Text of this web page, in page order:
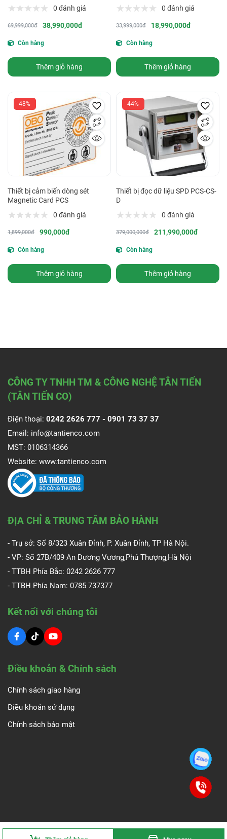
0 đánh giá
69,999,000đ 38,990,000đ
Còn hàng
Thêm giỏ hàng
0 đánh giá
33,999,000đ 18,990,000đ
Còn hàng
Thêm giỏ hàng
48%
Thiết bị cảm biến dòng sét
Magnetic Card PCS
0 đánh giá
1,899,000đ 990,000đ
Còn hàng
Thêm giỏ hàng
44%
Thiết bị đọc dữ liệu SPD PCS-CS-
D
0 đánh giá
379,000,000đ 211,990,000đ
Còn hàng
Thêm giỏ hàng
CÔNG TY TNHH TM & CÔNG NGHỆ TÂN TIẾN
(TÂN TIẾN CO)
Điện thoại: 0242 2626 777 - 0901 73 37 37
Email: info@tantienco.com
MST: 0106314366
Website: www.tantienco.com
ĐỊA CHỈ & TRUNG TÂM BẢO HÀNH
- Trụ sở: Số 8/323 Xuân Đỉnh, P. Xuân Đỉnh, TP Hà Nội.
- VP: Số 27B/409 An Dương Vương,Phú Thượng,Hà Nội
- TTBH Phía Bắc: 0242 2626 777
- TTBH Phía Nam: 0785 737377
Kết nối với chúng tôi
Điều khoản & Chính sách
Chính sách giao hàng
Điều khoản sử dụng
Chính sách bảo mật